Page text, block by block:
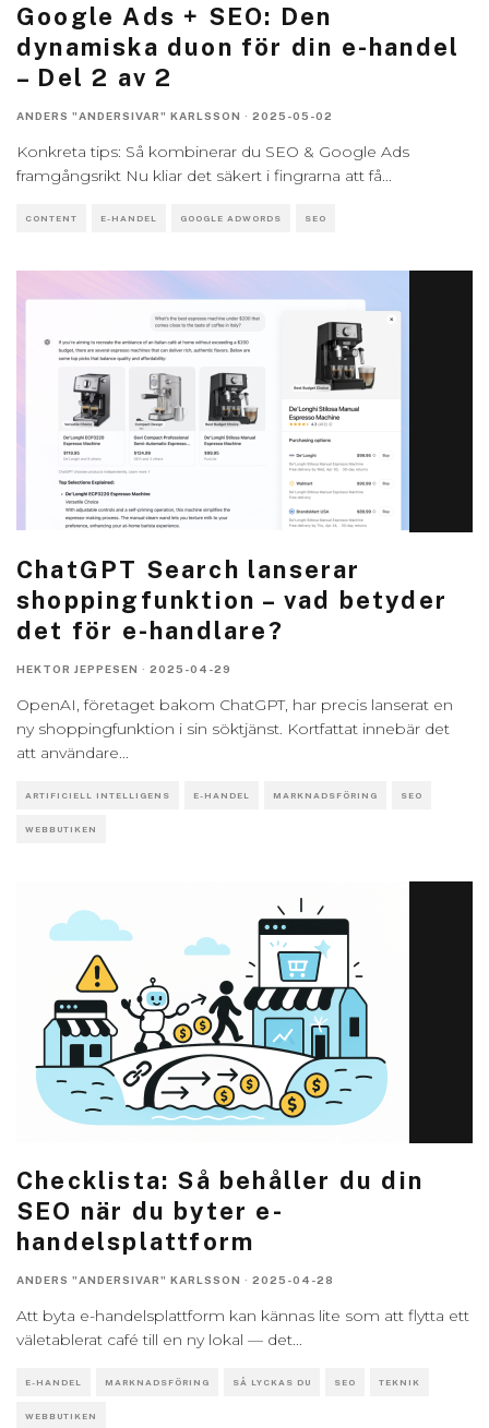
Google Ads + SEO: Den
dynamiska duon för din e-handel
– Del 2 av 2
ANDERS "ANDERSIVAR" KARLSSON · 2025-05-02
Konkreta tips: Så kombinerar du SEO & Google Ads
framgångsrikt Nu kliar det säkert i fingrarna att få...
CONTENT E-HANDEL GOOGLE ADWORDS SEO
ChatGPT Search lanserar
shoppingfunktion – vad betyder
det för e-handlare?
HEKTOR JEPPESEN · 2025-04-29
OpenAI, företaget bakom ChatGPT, har precis lanserat en
ny shoppingfunktion i sin söktjänst. Kortfattat innebär det
att användare...
ARTIFICIELL INTELLIGENS E-HANDEL MARKNADSFÖRING SEO
WEBBUTIKEN
Checklista: Så behåller du din
SEO när du byter e-
handelsplattform
ANDERS "ANDERSIVAR" KARLSSON · 2025-04-28
Att byta e-handelsplattform kan kännas lite som att flytta ett
väletablerat café till en ny lokal — det...
E-HANDEL MARKNADSFÖRING SÅ LYCKAS DU SEO TEKNIK
WEBBUTIKEN